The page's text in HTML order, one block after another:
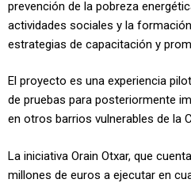
prevención de la pobreza
actividades sociales y la
estrategias de capacitación y
El proyecto es una experiencia
de pruebas para posteriormente
en otros barrios vulnerables de la
La iniciativa Orain Otxar, que
millones de euros a ejecutar en